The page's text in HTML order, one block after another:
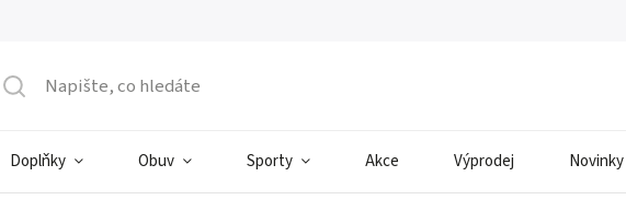
Doplňky Obuv Sporty Akce Výprodej Novinky